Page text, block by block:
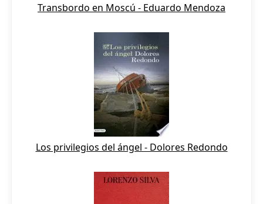
Transbordo en Moscú - Eduardo Mendoza
Los privilegios del ángel - Dolores Redondo